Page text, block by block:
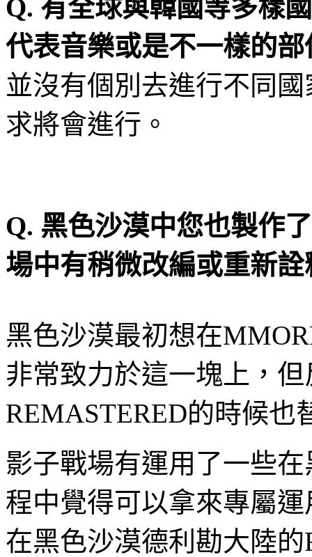
Q. 有全球與韓國等多樣
代表音樂或是不一樣的部
並沒有個別去進行不同
求將會進行。
Q. 黑色沙漠中您也製作
場中有稍微改編或重新
黑色沙漠最初想在
非常致力於這一塊上，
REMASTERED的時候也
影子戰場有運用了一些
程中覺得可以拿來專屬
在黑色沙漠德利勘大陸的